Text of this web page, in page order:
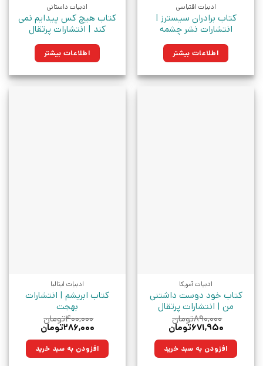
ادبیات اقتباسی
کتاب برادران سیسترز |
انتشارات نشر چشمه
اطلاعات بیشتر
ادبیات داستانی
کتاب هیچ کس پیدایم نمی
کند | انتشارات پرتقال
اطلاعات بیشتر
ادبیات آمریکا
کتاب خود دوست داشتنی
من | انتشارات پرتقال
۸۹۰,۰۰۰تومان
قیمت
۸۹۰,۰۰۰تومان
بود.
۶۷۱,۹۵۰تومان
۶۷۱,۹۵۰تومان.افزودن به سبد خرید
ادبیات ایتالیا
کتاب ابریشم | انتشارات
بهجت
۴۰۰,۰۰۰تومان
قیمت
۴۰۰,۰۰۰تومان
بود.
۲۸۶,۰۰۰تومان
۲۸۶,۰۰۰تومان.افزودن به سبد خرید